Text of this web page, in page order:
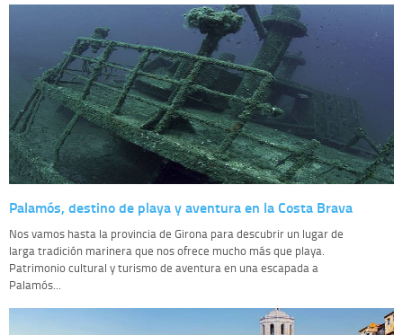
Palamós, destino de playa y aventura en la Costa Brava
Nos vamos hasta la provincia de Girona para descubrir un lugar de
larga tradición marinera que nos ofrece mucho más que playa.
Patrimonio cultural y turismo de aventura en una escapada a
Palamós...